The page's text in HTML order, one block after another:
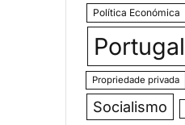
Política Económica
Portugal
Propriedade privada
Socialismo